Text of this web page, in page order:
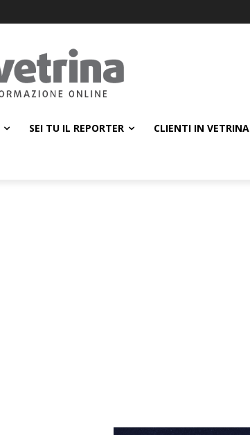
SEI TU IL REPORTER CLIENTI IN VETRINA